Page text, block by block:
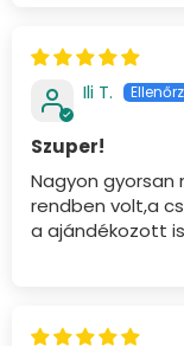
Ili T.
Szuper!
Nagyon
rendben volt,a
a ajándékozott